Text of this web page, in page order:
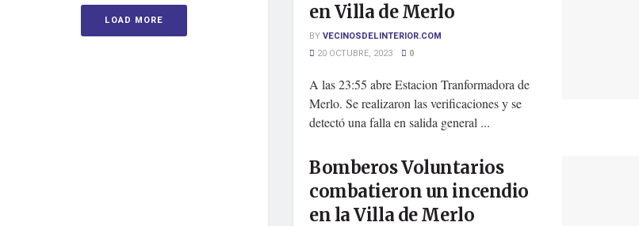
LOAD MORE
en Villa de Merlo
BYVECINOSDELINTERIOR.COM
20 OCTUBRE, 2023
0
A las 23:55 abre Estacion Tranformadora de
Merlo. Se realizaron las verificaciones y se
detectó una falla en salida general ...
Bomberos Voluntarios
combatieron un incendio
en la Villa de Merlo